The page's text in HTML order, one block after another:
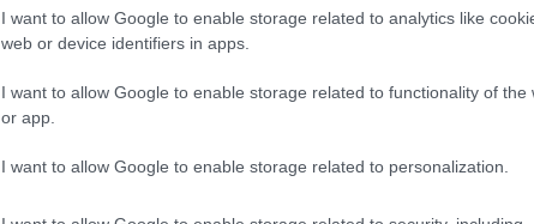
I want to allow Google to enable storage related to analytics like
web or device identifiers in apps.
I want to allow Google to enable storage related to functionality of the
or app.
I want to allow Google to enable storage related to personalization.